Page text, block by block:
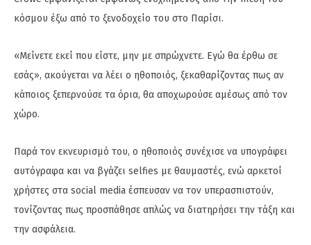
κόσμου έξω από το ξενοδοχείο του στο Παρίσι.
«Μείνετε εκεί που είστε, μην με σπρώχνετε. Εγώ θα έρθω σε
εσάς», ακούγεται να λέει ο ηθοποιός, ξεκαθαρίζοντας πως αν
κάποιος ξεπερνούσε τα όρια, θα αποχωρούσε αμέσως από τον
χώρο.
Παρά τον εκνευρισμό του, ο ηθοποιός συνέχισε να υπογράφει
αυτόγραφα και να βγάζει selfies με θαυμαστές, ενώ αρκετοί
χρήστες στα social media έσπευσαν να τον υπερασπιστούν,
τονίζοντας πως προσπάθησε απλώς να διατηρήσει την τάξη και
την ασφάλεια.